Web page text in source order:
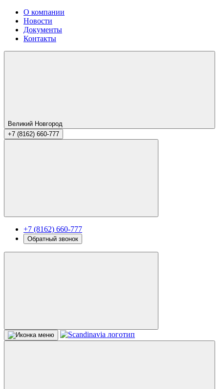
О компании
Новости
Документы
Контакты
Великий Новгород
+7 (8162) 660-777
+7 (8162) 660-777
Обратный звонок